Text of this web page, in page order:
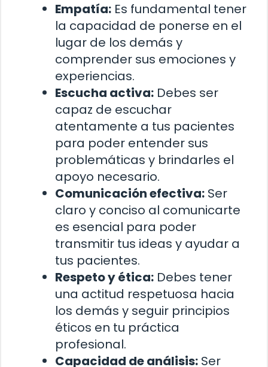
Empatía: Es fundamental tener
la capacidad de ponerse en el
lugar de los demás y
comprender sus emociones y
experiencias.
Escucha activa: Debes ser
capaz de escuchar
atentamente a tus pacientes
para poder entender sus
problemáticas y brindarles el
apoyo necesario.
Comunicación efectiva: Ser
claro y conciso al comunicarte
es esencial para poder
transmitir tus ideas y ayudar a
tus pacientes.
Respeto y ética: Debes tener
una actitud respetuosa hacia
los demás y seguir principios
éticos en tu práctica
profesional.
Capacidad de análisis: Ser